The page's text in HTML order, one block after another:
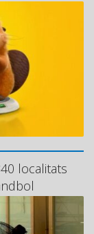
localitats